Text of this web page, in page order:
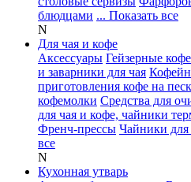
блюдцами ... Показать все
N
Для чая и кофе
Аксессуары Гейзерные
и заварники для чая
приготовления кофе на
кофемолки Средства для
для чая и кофе, чайники
Френч-прессы Чайники для
все
N
Кухонная утварь